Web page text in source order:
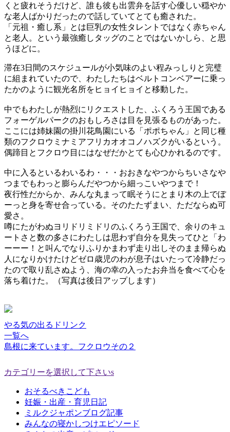
くと疲れそうだけど、誰も彼も出雲弁を話す心優しい穏やか
な老人ばかりだったので話していてとても癒された。
「元祖・癒し系」とは巨乳の女性タレントではなく赤ちゃん
と老人。という最強癒しタッグのことではないかしら、と思
うほどに。
滞在3日間のスケジュールが小気味のよい程みっしりと完璧
に組まれていたので、わたしたちはベルトコンベアーに乗っ
たかのように観光名所をヒョイヒョイと移動した。
中でもわたしが熱烈にリクエストした、ふくろう王国である
フォーゲルパークのおもしろさは目を見張るものがあった。
ここには姉妹園の掛川花鳥園にいる「ポポちゃん」と同じ種
類のフクロウミナミアフリカオオコノハズクがいるという。
偶蹄目とフクロウ目にはなぜだかとても心ひかれるのです。
中に入るといるわいるわ・・・おおきなやつからちいさなや
つまでもわっと膨らんだやつから細っこいやつまで！
夜行性だからか、みんな丸まって眠そうにとまり木の上でぼ
ーっと身を寄せ合っている。そのたたずまい、ただならぬ可
愛さ。
噂にたがわぬヨリドリミドリのふくろう王国で、余りのキュ
ートさと数の多さにわたしは思わず自分を見失ってひと「わ
ーーー！と叫んでなりふりかまわず走り出しそのまま帰らぬ
人になりかけたけどゼロ歳児のわが息子はいたって冷静だっ
たので取り乱さぬよう、海の幸の入ったお弁当を食べて心を
落ち着けた。（写真は後日アップします）
やる気の出るドリンク
一覧へ
島根に来ています。フクロウその２
カテゴリーを選択して下さいs
おそるべきこども
妊娠・出産・育児日記
ミルクジャポンブログ記事
みんなの寝かしつけエピソード